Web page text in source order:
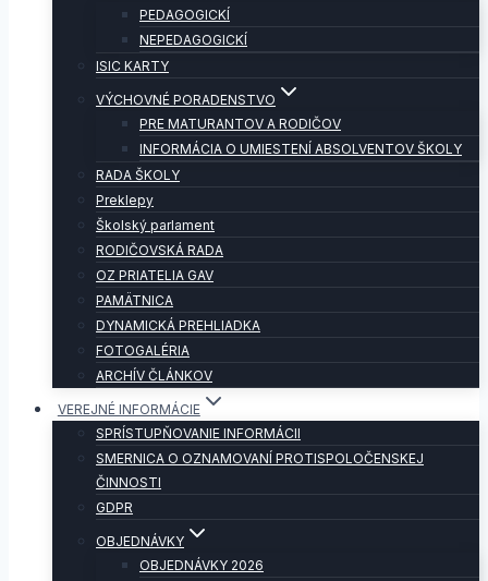
PEDAGOGICKÍ
NEPEDAGOGICKÍ
ISIC KARTY
VÝCHOVNÉ PORADENSTVO
PRE MATURANTOV A RODIČOV
INFORMÁCIA O UMIESTENÍ ABSOLVENTOV ŠKOLY
RADA ŠKOLY
Preklepy
Školský parlament
RODIČOVSKÁ RADA
OZ PRIATELIA GAV
PAMÄTNICA
DYNAMICKÁ PREHLIADKA
FOTOGALÉRIA
ARCHÍV ČLÁNKOV
VEREJNÉ INFORMÁCIE
SPRÍSTUPŇOVANIE INFORMÁCII
SMERNICA O OZNAMOVANÍ PROTISPOLOČENSKEJ
ČINNOSTI
GDPR
OBJEDNÁVKY
OBJEDNÁVKY 2026